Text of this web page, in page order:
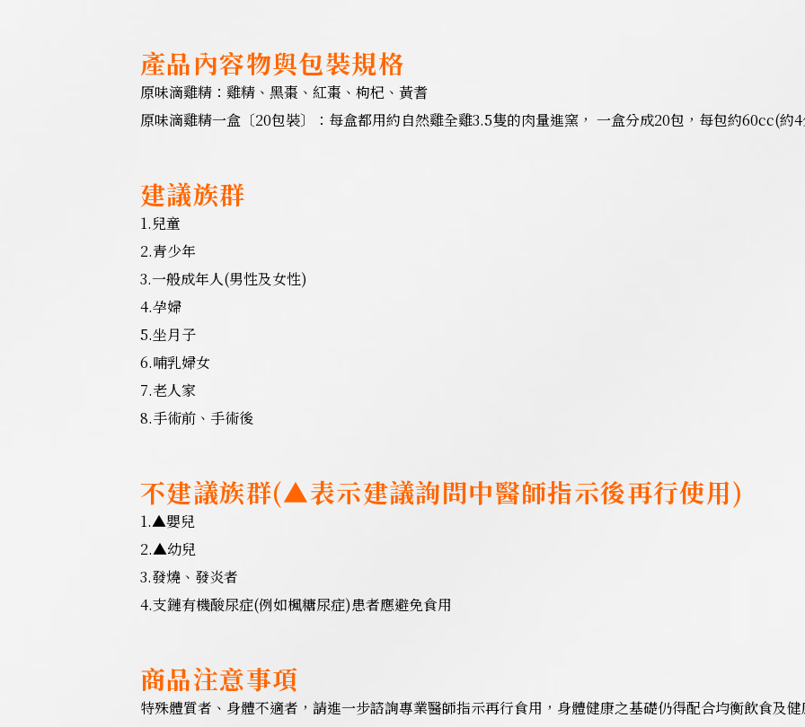
產品內容物與包裝規格
原味滴雞精：雞精、黑棗、紅棗、枸杞、黃耆
原味滴雞精一盒〔20包裝〕：每盒都用約自然雞全雞3.5隻的肉量進窯， 一盒分成20包，每包約60cc(約
建議族群
1.兒童
2.青少年
3.一般成年人(男性及女性)
4.孕婦
5.坐月子
6.哺乳婦女
7.老人家
8.手術前、手術後
不建議族群(▲表示建議詢問中醫師指示後再行使用)
1.▲嬰兒
2.▲幼兒
3.發燒、發炎者
4.支鏈有機酸尿症(例如楓糖尿症)患者應避免食用
商品注意事項
特殊體質者、身體不適者，請進一步諮詢專業醫師指示再行食用，身體健康之基礎仍得配合均衡飲食及